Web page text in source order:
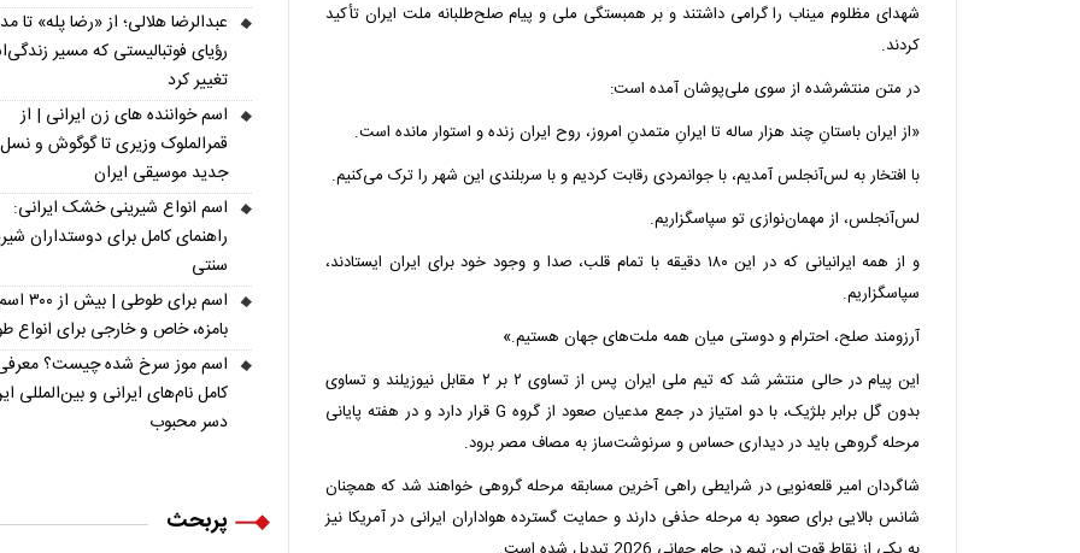
شهدای مظلوم میناب را گرامی داشتند و بر همبستگی ملی و پیام صلح‌طلبانه ملت ایران تأکید
کردند.
در متن منتشرشده از سوی ملی‌پوشان آمده است:
«از ایران باستانِ چند هزار ساله تا ایرانِ متمدنِ امروز، روح ایران زنده و استوار مانده است.
با افتخار به لس‌آنجلس آمدیم، با جوانمردی رقابت کردیم و با سربلندی این شهر را ترک می‌کنیم.
لس‌آنجلس، از مهمان‌نوازی تو سپاسگزاریم.
و از همه ایرانیانی که در این ۱۸۰ دقیقه با تمام قلب، صدا و وجود خود برای ایران ایستادند،
سپاسگزاریم.
آرزومند صلح، احترام و دوستی میان همه ملت‌های جهان هستیم.»
این پیام در حالی منتشر شد که تیم ملی ایران پس از تساوی ۲ بر ۲ مقابل نیوزیلند و تساوی
بدون گل برابر بلژیک، با دو امتیاز در جمع مدعیان صعود از گروه G قرار دارد و در هفته پایانی
مرحله گروهی باید در دیداری حساس و سرنوشت‌ساز به مصاف مصر برود.
شاگردان امیر قلعه‌نویی در شرایطی راهی آخرین مسابقه مرحله گروهی خواهند شد که همچنان
شانس بالایی برای صعود به مرحله حذفی دارند و حمایت گسترده هواداران ایرانی در آمریکا نیز
عبدالرضا هلالی؛ از «رضا پله» تا
رؤیای فوتبالیستی که مسیر
تغییر کرد
اسم خواننده های زن ایرانی | از
قمرالملوک وزیری تا گوگوش و نسل
جدید موسیقی ایران
اسم انواع شیرینی خشک ایرانی:
راهنمای کامل برای دوستداران
سنتی
اسم برای
بامزه، خاص و خارجی برای انواع
اسم موز سرخ شده چیست؟
کامل نام‌های ایرانی و بین‌المللی
دسر محبوب
پربحث